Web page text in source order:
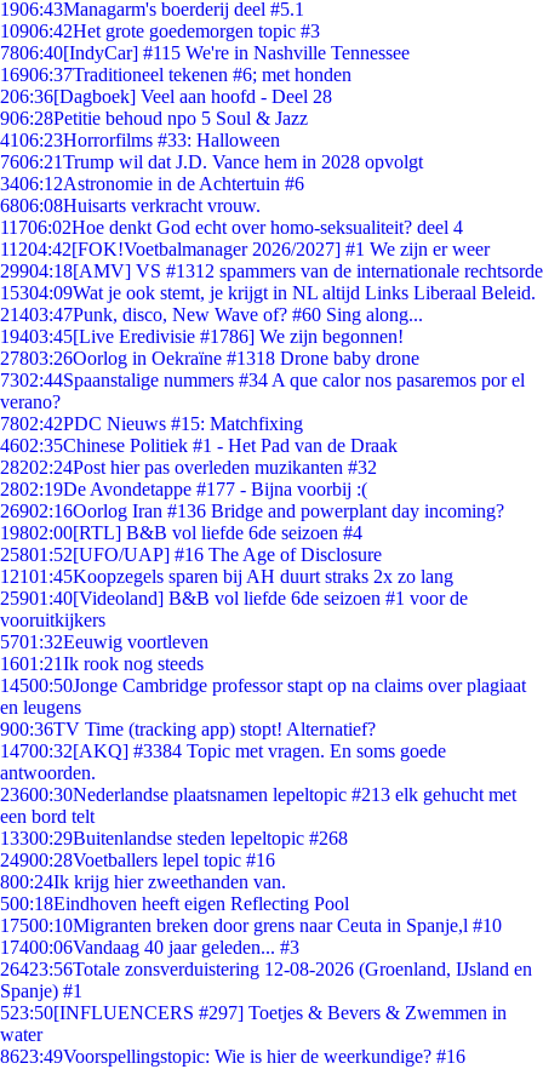
1906:43Managarm's boerderij deel #5.1
10906:42Het grote goedemorgen topic #3
7806:40[IndyCar] #115 We're in Nashville Tennessee
16906:37Traditioneel tekenen #6; met honden
206:36[Dagboek] Veel aan hoofd - Deel 28
906:28Petitie behoud npo 5 Soul & Jazz
4106:23Horrorfilms #33: Halloween
7606:21Trump wil dat J.D. Vance hem in 2028 opvolgt
3406:12Astronomie in de Achtertuin #6
6806:08Huisarts verkracht vrouw.
11706:02Hoe denkt God echt over homo-seksualiteit? deel 4
11204:42[FOK!Voetbalmanager 2026/2027] #1 We zijn er weer
29904:18[AMV] VS #1312 spammers van de internationale rechtsorde
15304:09Wat je ook stemt, je krijgt in NL altijd Links Liberaal Beleid.
21403:47Punk, disco, New Wave of? #60 Sing along...
19403:45[Live Eredivisie #1786] We zijn begonnen!
27803:26Oorlog in Oekraïne #1318 Drone baby drone
7302:44Spaanstalige nummers #34 A que calor nos pasaremos por el
verano?
7802:42PDC Nieuws #15: Matchfixing
4602:35Chinese Politiek #1 - Het Pad van de Draak
28202:24Post hier pas overleden muzikanten #32
2802:19De Avondetappe #177 - Bijna voorbij :(
26902:16Oorlog Iran #136 Bridge and powerplant day incoming?
19802:00[RTL] B&B vol liefde 6de seizoen #4
25801:52[UFO/UAP] #16 The Age of Disclosure
12101:45Koopzegels sparen bij AH duurt straks 2x zo lang
25901:40[Videoland] B&B vol liefde 6de seizoen #1 voor de
vooruitkijkers
5701:32Eeuwig voortleven
1601:21Ik rook nog steeds
14500:50Jonge Cambridge professor stapt op na claims over plagiaat
en leugens
900:36TV Time (tracking app) stopt! Alternatief?
14700:32[AKQ] #3384 Topic met vragen. En soms goede
antwoorden.
23600:30Nederlandse plaatsnamen lepeltopic #213 elk gehucht met
een bord telt
13300:29Buitenlandse steden lepeltopic #268
24900:28Voetballers lepel topic #16
800:24Ik krijg hier zweethanden van.
500:18Eindhoven heeft eigen Reflecting Pool
17500:10Migranten breken door grens naar Ceuta in Spanje,l #10
17400:06Vandaag 40 jaar geleden... #3
26423:56Totale zonsverduistering 12-08-2026 (Groenland, IJsland en
Spanje) #1
523:50[INFLUENCERS #297] Toetjes & Bevers & Zwemmen in
water
8623:49Voorspellingstopic: Wie is hier de weerkundige? #16